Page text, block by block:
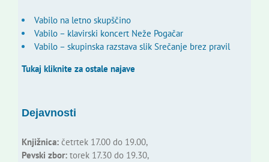
Vabilo na letno skupščino
Vabilo – klavirski koncert Neže Pogačar
Vabilo – skupinska razstava slik Srečanje brez pravil
Tukaj kliknite za ostale najave
Dejavnosti
Knjižnica:četrtek 17.00 do 19.00,
Pevski zbor:torek 17.30 do 19.30,